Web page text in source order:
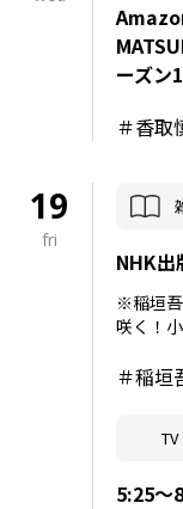
ーズン
＃香取
19
fri
NHK出
※稲垣
咲く！
＃稲垣
TV
5:25～